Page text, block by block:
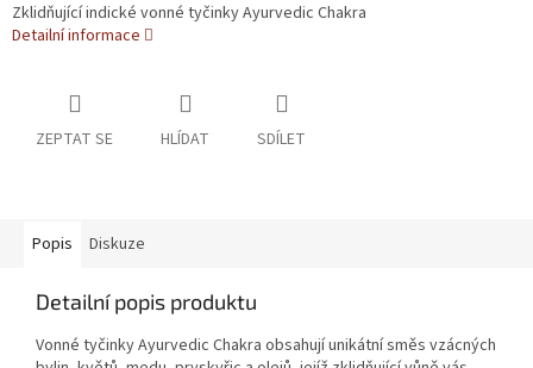
Zklidňující indické vonné tyčinky Ayurvedic Chakra
Detailní informace
ZEPTAT SE HLÍDAT SDÍLET
Popis Diskuze
Detailní popis produktu
Vonné tyčinky Ayurvedic Chakra obsahují unikátní směs vzácných